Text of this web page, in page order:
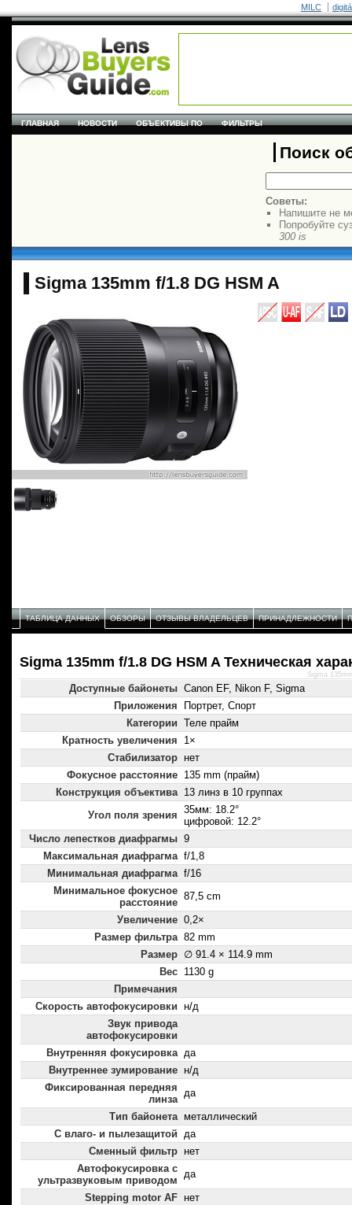
MILC
ГЛАВНАЯ НОВОСТИ ОБЪЕКТИВЫ ПО ФИЛЬТРЫ
Поиск
Советы:
Напишите не
Попробуйте
300 is
Sigma 135mm f/1.8 DG HSM A
ТАБЛИЦА ДАННЫХ ОБЗОРЫ ОТЗЫВЫ ВЛАДЕЛЬЦЕВ ПРИНАДЛЕЖНОСТИ
Sigma 135mm f/1.8 DG HSM A Техническая
Доступные байонеты Canon EF, Nikon F, Sigma
Приложения
Портрет, Спорт
Категории Теле прайм
Кратность увеличения
1×
Стабилизатор нет
Фокусное расстояние 135 mm (прайм)
Конструкция объектива 13 линз в 10 группах
Угол поля зрения 35мм: 18.2°
цифровой: 12.2°
Число лепестков диафрагмы 9
Максимальная диафрагма f/1,8
Минимальная диафрагма f/16
Минимальное фокусное
расстояние
87,5 cm
Увеличение 0,2×
Размер фильтра 82 mm
Размер ∅ 91.4 × 114.9 mm
Вес 1130 g
Примечания
Скорость автофокусировки н/д
Звук привода
автофокусировки
Внутренняя фокусировка да
Внутреннее зумирование н/д
Фиксированная передняя
линза
да
Тип байонета металлический
С влаго- и пылезащитой да
Сменный фильтр нет
Автофокусировка с
ультразвуковым приводом
да
Stepping motor AF нет
Sigma